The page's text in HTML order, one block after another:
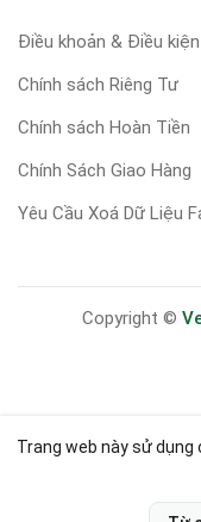
Điều khoản & Điều kiện
Chính sách Riêng Tư
Chính sách Hoàn Tiền
Chính Sách Giao Hàng
Yêu Cầu Xoá Dữ Liệu
Copyright ©
Trang web này sử